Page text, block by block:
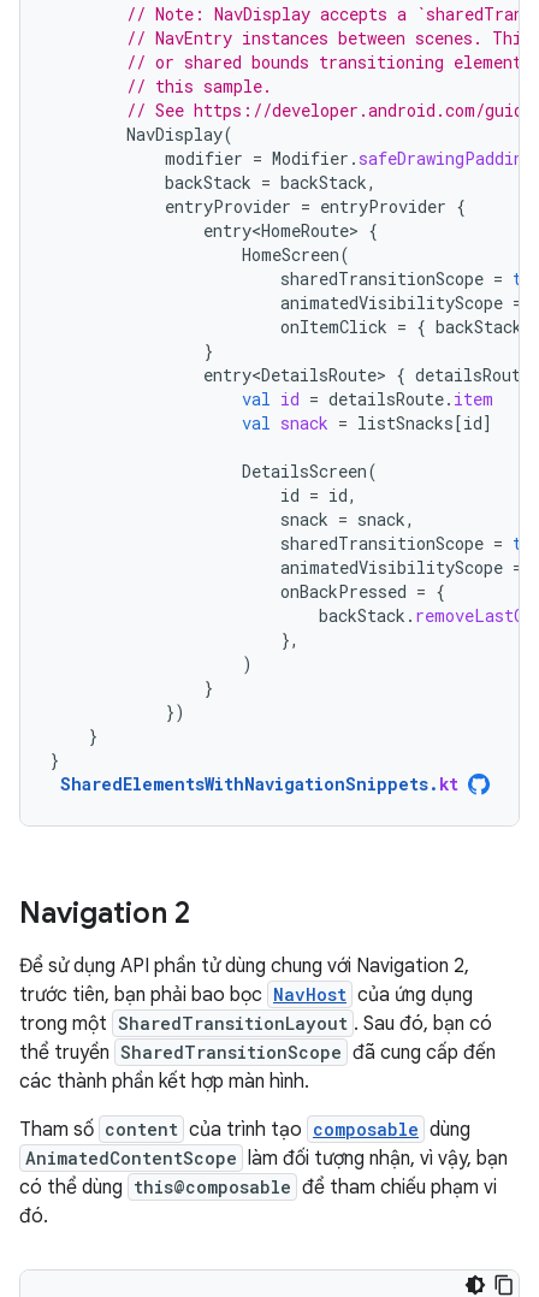
// Note: NavDisplay accepts a
// NavEntry instances between scenes.
// or shared bounds transitioning
// this sample.
// See https://developer.android.com/
NavDisplay(
modifier = Modifier . safeDrawingPadding
backStack = backStack,
entryProvider = entryProvider {
entry<HomeRoute> {
HomeScreen(
sharedTransitionScope =
animatedVisibilityScope =
onItemClick = { backStack
}
entry<DetailsRoute> { detailsRoute
val id = detailsRoute. item
val snack = listSnacks[id]
DetailsScreen(
id = id,
snack = snack,
sharedTransitionScope =
animatedVisibilityScope =
onBackPressed = {
backStack .
},
)
}
})
}
}
SharedElementsWithNavigationSnippets. kt
Navigation 2
Để sử dụng API phần tử dùng chung với Navigation 2,
trước tiên, bạn phải bao bọc NavHost của ứng dụng
trong một SharedTransitionLayout . Sau đó, bạn có
thể truyền SharedTransitionScope đã cung cấp đến
các thành phần kết hợp màn hình.
Tham số content của trình tạo composable dùng
AnimatedContentScope
làm đối tượng nhận, vì vậy, bạn
có thể dùng this@composable để tham chiếu phạm vi
đó.